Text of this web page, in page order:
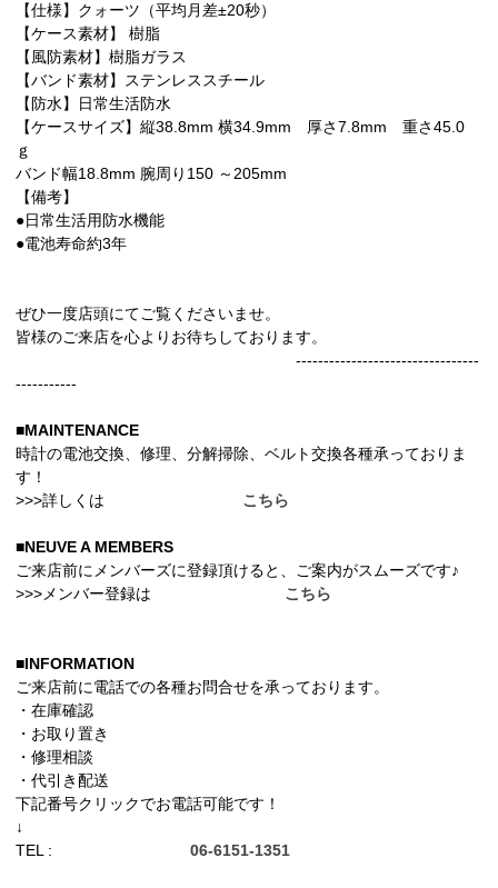
【仕様】クォーツ（平均月差±20秒）
【ケース素材】 樹脂
【風防素材】樹脂ガラス
【バンド素材】ステンレススチール
【防水】日常生活防水
【ケースサイズ】縦38.8mm 横34.9mm 厚さ7.8mm 重さ45.0
ｇ
バンド幅18.8mm 腕周り150 ～205mm
【備考】
●日常生活用防水機能
●電池寿命約3年
ぜひ一度店頭にてご覧くださいませ。
皆様のご来店を心よりお待ちしております。
---------------------------------
-----------
■MAINTENANCE
時計の電池交換、修理、分解掃除、ベルト交換各種承っておりま
す！
>>>詳しくは
こちら
■NEUVE A MEMBERS
ご来店前にメンバーズに登録頂けると、ご案内がスムーズです♪
>>>メンバー登録は
こちら
■INFORMATION
ご来店前に電話での各種お問合せを承っております。
・在庫確認
・お取り置き
・修理相談
・代引き配送
下記番号クリックでお電話可能です！
↓
TEL :
06-6151-1351